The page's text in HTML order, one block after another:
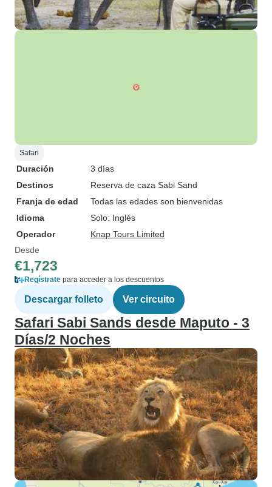
Safari
Duración
3 días
Destinos
Reserva de caza Sabi Sand
Franja de edad
Todas las edades son bienvenidas
Idioma
Solo: Inglés
Operador
Knap Tours Limited
Desde
€1,723
Regístrate para acceder a los descuentos
Descargar folleto Ver circuito
Safari Sabi Sands desde Maputo - 3
Días/2 Noches